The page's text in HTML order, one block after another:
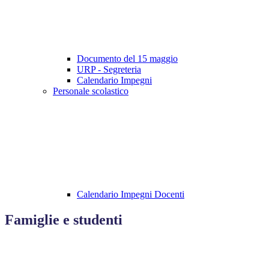
Documento del 15 maggio
URP - Segreteria
Calendario Impegni
Personale scolastico
Calendario Impegni Docenti
Famiglie e studenti